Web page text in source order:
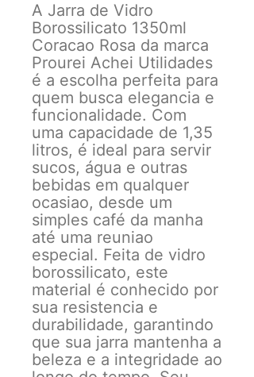
A Jarra de Vidro
Borossilicato 1350ml
Coracao Rosa da marca
Prourei Achei Utilidades
é a escolha perfeita para
quem busca elegancia e
funcionalidade. Com
uma capacidade de 1,35
litros, é ideal para servir
sucos, água e outras
bebidas em qualquer
ocasiao, desde um
simples café da manha
até uma reuniao
especial. Feita de vidro
borossilicato, este
material é conhecido por
sua resistencia e
durabilidade, garantindo
que sua jarra mantenha a
beleza e a integridade ao